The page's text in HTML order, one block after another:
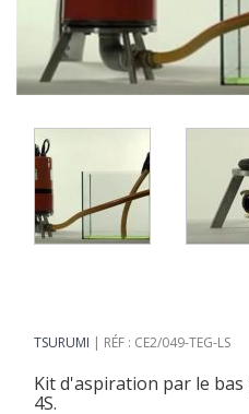
TSURUMI RÉF : CE2/049-TEG-LS
Kit d'aspiration par le bas
4S.